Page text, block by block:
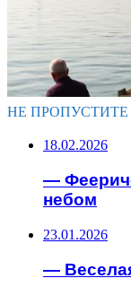
НЕ ПРОПУСТИТЕ
18.02.2026
—
небом
23.01.2026
—